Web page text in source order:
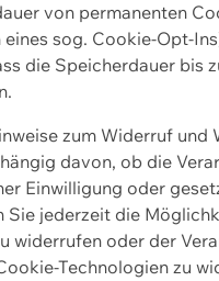
von permanenten
eines sog. Cookie-Opt-
die Speicherdauer bis
zum Widerruf und
davon, ob die
Einwilligung oder
Sie jederzeit die
widerrufen oder der
Technologien zu